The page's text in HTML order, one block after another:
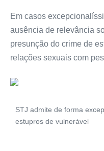
Em casos
ausência de relevância
presunção do crime de
relações sexuais com
STJ admite de forma
estupros de vulnerável